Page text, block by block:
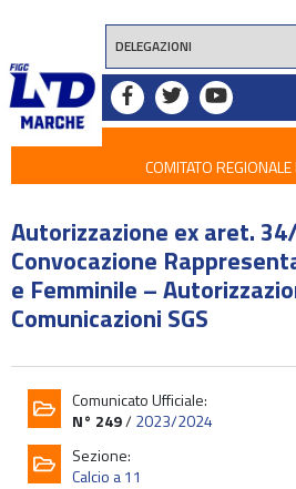
COMITATO
Autorizzazione ex aret.
Convocazione
e Femminile –
Comunicazioni SGS
Comunicato Ufficiale:
N° 249/2023/2024
Sezione:
Calcio a 11